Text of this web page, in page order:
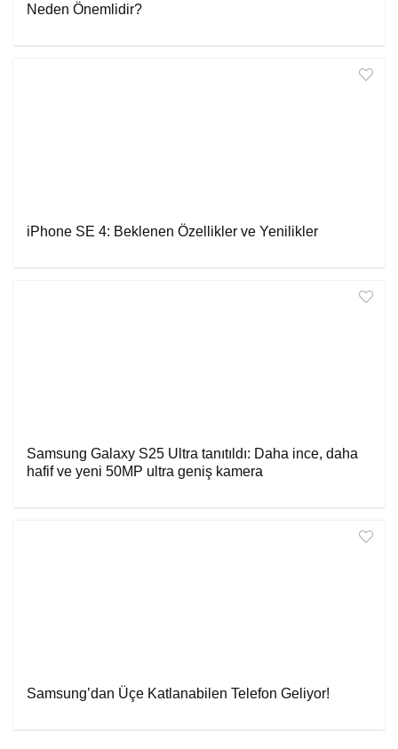
Neden Önemlidir?
iPhone SE 4: Beklenen Özellikler ve Yenilikler
Samsung Galaxy S25 Ultra tanıtıldı: Daha ince, daha
hafif ve yeni 50MP ultra geniş kamera
Samsung’dan Üçe Katlanabilen Telefon Geliyor!